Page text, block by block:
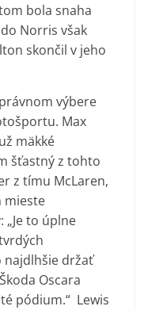
bola snaha
Norris však
skončil v jeho
výbere
Max
mäkké
šťastný z tohto
z tímu McLaren,
mieste
to úplne
najdlhšie držať
Oscara
pódium.“ Lewis